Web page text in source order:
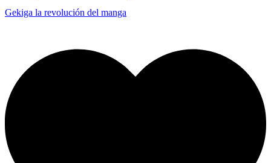
Gekiga la revolución del manga